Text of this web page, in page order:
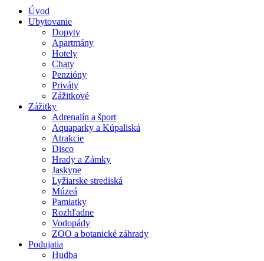
Úvod
Ubytovanie
Dopyty
Apartmány
Hotely
Chaty
Penzióny
Priváty
Zážitkové
Zážitky
Adrenalín a šport
Aquaparky a Kúpaliská
Atrakcie
Disco
Hrady a Zámky
Jaskyne
Lyžiarske strediská
Múzeá
Pamiatky
Rozhľadne
Vodopády
ZOO a botanické záhrady
Podujatia
Hudba